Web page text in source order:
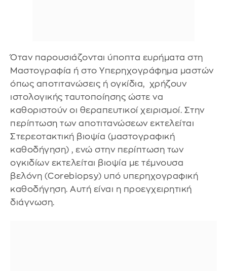
Όταν παρουσιάζονται ύποπτα ευρήματα στη
Μαστογραφία ή στο Υπερηχογράφημα μαστών
όπως αποτιτανώσεις ή ογκίδια, χρήζουν
ιστολογικής ταυτοποίησης ώστε να
καθοριστούν οι θεραπευτικοί χειρισμοί. Στην
περίπτωση των αποτιτανώσεων εκτελείται
Στερεοτακτική βιοψία (μαστογραφική
καθοδήγηση) , ενώ στην περίπτωση των
ογκιδίων εκτελείται βιοψία με τέμνουσα
βελόνη (Corebiopsy) υπό υπερηχογραφική
καθοδήγηση. Αυτή είναι η προεγχειρητική
διάγνωση.